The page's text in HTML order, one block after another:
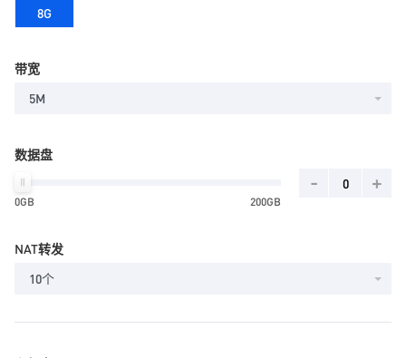
8G
带宽
5M
数据盘
0GB 200GB
- +
NAT转发
10个